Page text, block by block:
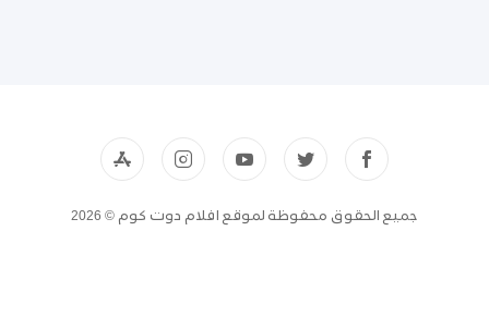
جميع الحقوق محفوظة لموقع افلام دوت كوم © 2026